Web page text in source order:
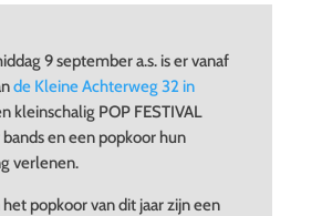
9 september a.s. is er vanaf
de Kleine Achterweg 32 in
kleinschalig POP FESTIVAL
en een popkoor hun
verlenen.
popkoor van dit jaar zijn een